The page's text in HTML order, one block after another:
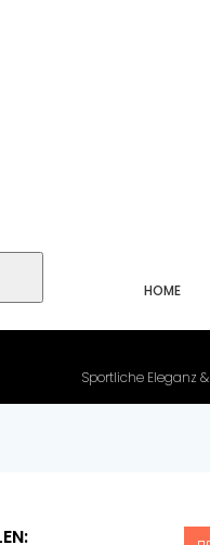
HOME
Sportliche Eleganz